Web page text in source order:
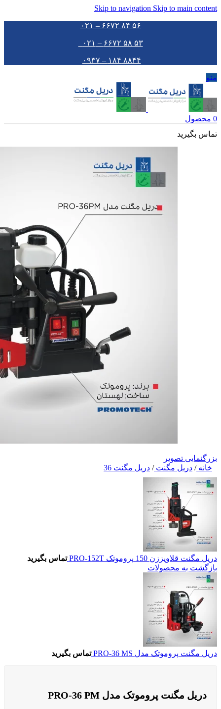
Skip to navigation Skip to main content
۵۶ ۸۴ ۶۶۷۲ – ۰۲۱
۵۳ ۵۸ ۶۶۷۲ – ۰۲۱
۸۸۴۴ ۱۸۴ – ۰۹۳۷
منو
0 محصول
تماس بگیرید
بزرگنمایی تصویر
خانه/ دریل مگنت/ دریل مگنت 36
دریل مگنت قلاویززن 150 پروموتک PRO-152T
تماس بگیرید
بازگشت به محصولات
دریل مگنت پروموتک مدل PRO-36 MS تماس بگیرید
دریل مگنت پروموتک مدل PRO-36 PM